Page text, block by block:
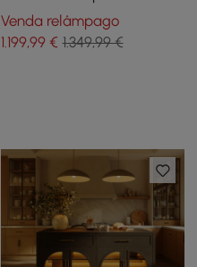
branco
Venda relâmpago
1.199,99€ 1.349,99 €